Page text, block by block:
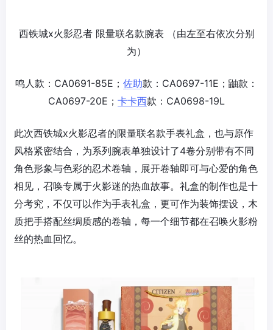
西铁城x火影忍者 限量联名款腕表 （由左至右依次分别
为）
鸣人款：CA0691-85E； 佐助款：CA0697-11E；鼬款：
CA0697-20E； 卡卡西款：CA0698-19L
此次西铁城x火影忍者的限量联名款手表礼盒，也与原作
风格紧密结合，为系列腕表单独设计了4卷分别带有不同
角色形象与色彩的忍术卷轴，展开卷轴即可与心爱的角色
相见，召唤专属于火影迷的热血故事。礼盒的制作也是十
分考究，不仅可以作为手表礼盒，更可作为装饰摆设，木
质把手搭配丝绸质感的卷轴，每一个细节都在召唤火影粉
丝的热血回忆。